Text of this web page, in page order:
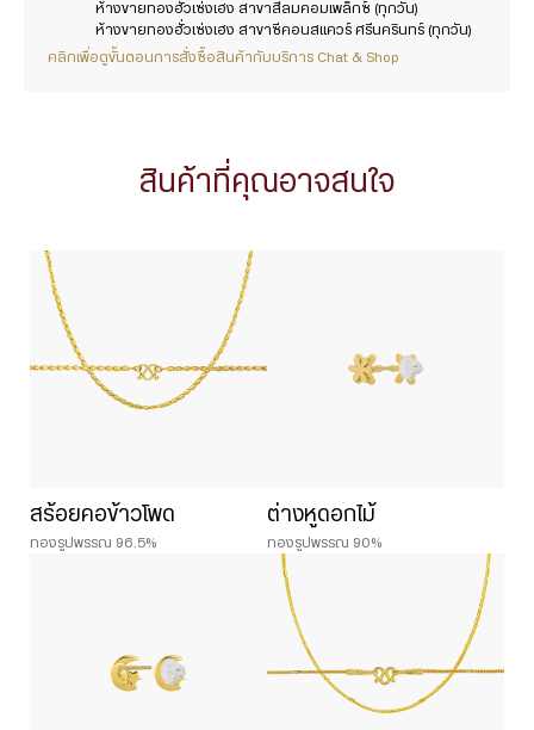
ห้างขายทองฮั่วเซ่งเฮง สาขาสีลมคอมเพล็กซ์ (ทุกวัน)
ห้างขายทองฮั่วเซ่งเฮง สาขาซีคอนสแควร์ ศรีนครินทร์ (ทุกวัน)
คลิกเพื่อดูขั้นตอนการสั่งซื้อสินค้ากับบริการ Chat & Shop
สินค้าที่คุณอาจสนใจ
สร้อยคอข้าวโพด
ทองรูปพรรณ 96.5%
ต่างหูดอกไม้
ทองรูปพรรณ 90%